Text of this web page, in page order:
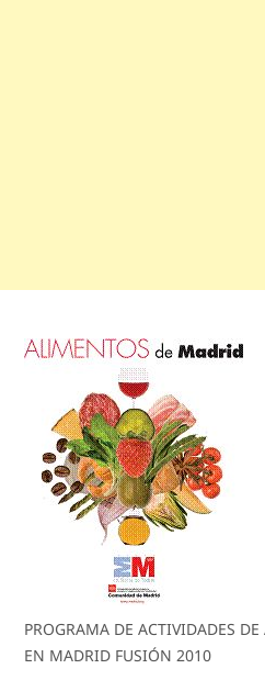
PROGRAMA DE ACTIVIDADES
EN MADRID FUSIÓN 2010